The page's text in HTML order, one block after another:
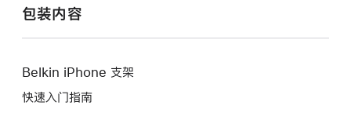
包装内容
Belkin iPhone 支架
快速入门指南